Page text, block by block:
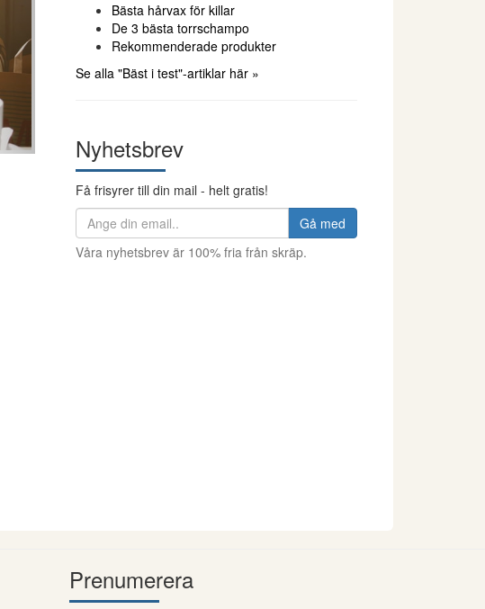
Bästa hårvax för killar
De 3 bästa torrschampo
Rekommenderade produkter
Se alla "Bäst i test"-artiklar här »
Nyhetsbrev
Få frisyrer till din mail - helt gratis!
Gå med
Våra nyhetsbrev är 100% fria från skräp.
Prenumerera